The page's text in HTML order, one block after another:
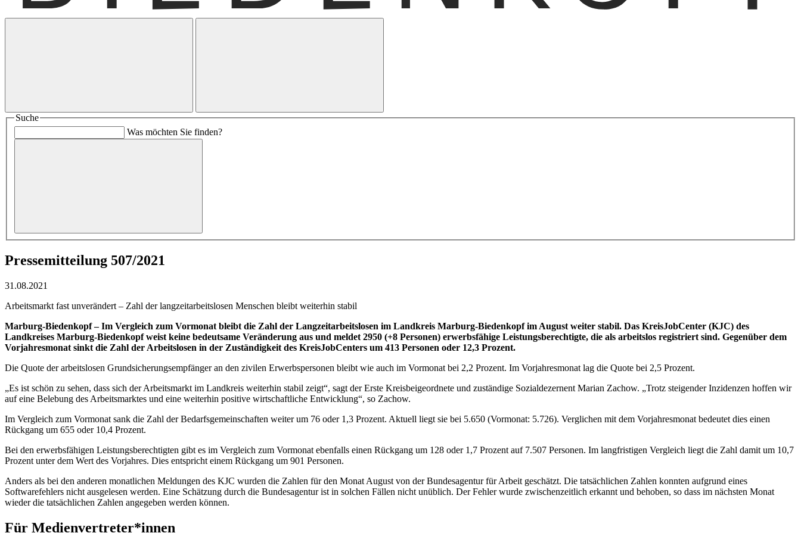
Suche
Was möchten Sie finden?
Pressemitteilung 507/2021
31.08.2021
Arbeitsmarkt fast unverändert – Zahl der langzeitarbeitslosen Menschen bleibt weiterhin stabil
Marburg-Biedenkopf – Im Vergleich zum Vormonat bleibt die Zahl der Langzeitarbeitslosen im Landkreis Marburg-Biedenkopf im August weiter stabil. Das KreisJobCenter (KJC) des
Landkreises Marburg-Biedenkopf weist keine bedeutsame Veränderung aus und meldet 2950 (+8 Personen) erwerbsfähige Leistungsberechtigte, die als arbeitslos registriert sind. Gegenüber dem
Vorjahresmonat sinkt die Zahl der Arbeitslosen in der Zuständigkeit des KreisJobCenters um 413 Personen oder 12,3 Prozent.
Die Quote der arbeitslosen Grundsicherungsempfänger an den zivilen Erwerbspersonen bleibt wie auch im Vormonat bei 2,2 Prozent. Im Vorjahresmonat lag die Quote bei 2,5 Prozent.
„Es ist schön zu sehen, dass sich der Arbeitsmarkt im Landkreis weiterhin stabil zeigt“, sagt der Erste Kreisbeigeordnete und zuständige Sozialdezernent Marian Zachow. „Trotz steigender Inzidenzen hoffen wir
auf eine Belebung des Arbeitsmarktes und eine weiterhin positive wirtschaftliche Entwicklung“, so Zachow.
Im Vergleich zum Vormonat sank die Zahl der Bedarfsgemeinschaften weiter um 76 oder 1,3 Prozent. Aktuell liegt sie bei 5.650 (Vormonat: 5.726). Verglichen mit dem Vorjahresmonat bedeutet dies einen
Rückgang um 655 oder 10,4 Prozent.
Bei den erwerbsfähigen Leistungsberechtigten gibt es im Vergleich zum Vormonat ebenfalls einen Rückgang um 128 oder 1,7 Prozent auf 7.507 Personen. Im langfristigen Vergleich liegt die Zahl damit um 10,7
Prozent unter dem Wert des Vorjahres. Dies entspricht einem Rückgang um 901 Personen.
Anders als bei den anderen monatlichen Meldungen des KJC wurden die Zahlen für den Monat August von der Bundesagentur für Arbeit geschätzt. Die tatsächlichen Zahlen konnten aufgrund eines
Softwarefehlers nicht ausgelesen werden. Eine Schätzung durch die Bundesagentur ist in solchen Fällen nicht unüblich. Der Fehler wurde zwischenzeitlich erkannt und behoben, so dass im nächsten Monat
wieder die tatsächlichen Zahlen angegeben werden können.
Für Medienvertreter*innen